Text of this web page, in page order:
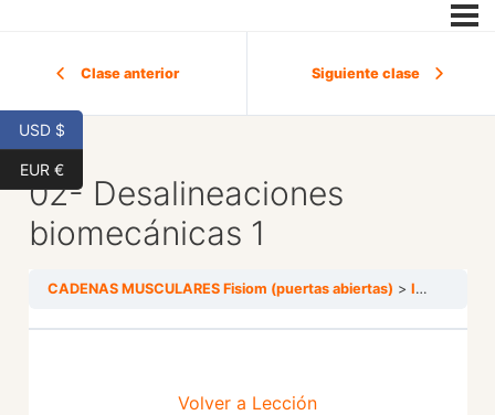
Clase anterior Siguiente clase
02- Desalineaciones
biomecánicas 1
CADENAS MUSCULARES Fisiom (puertas abiertas) INTEGRACIÓN
Volver a Lección
USD $
EUR €